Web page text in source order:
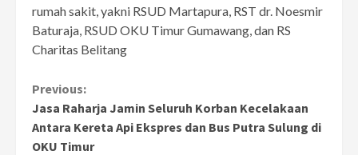
rumah sakit, yakni RSUD Martapura, RST dr. Noesmir
Baturaja, RSUD OKU Timur Gumawang, dan RS
Charitas Belitang
Continue
Reading
Previous:
Jasa Raharja Jamin Seluruh Korban Kecelakaan
Antara Kereta Api Ekspres dan Bus Putra Sulung di
OKU Timur